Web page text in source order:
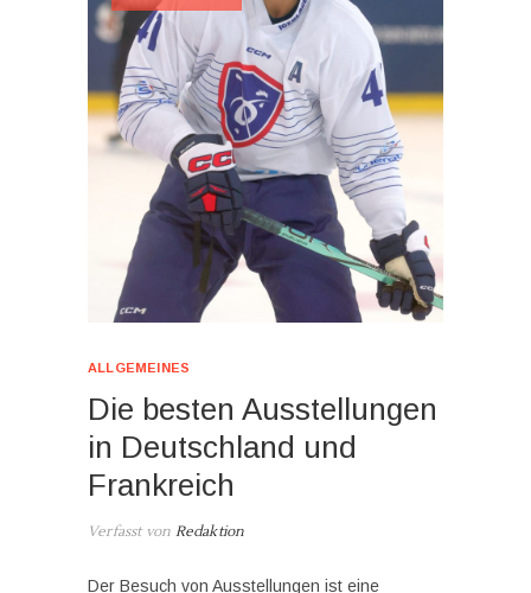
ALLGEMEINES
Die besten Ausstellungen
in Deutschland und
Frankreich
Verfasst von Redaktion
Der Besuch von Ausstellungen ist eine